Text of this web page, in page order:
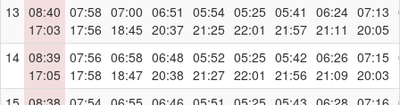
13 08:40
17:03
07:58
17:56
07:00
18:45
06:51
20:37
05:54
21:25
05:25
22:01
05:41
21:57
06:24
21:11
07:13
20:05
14 08:39
17:05
07:56
17:58
06:58
18:47
06:48
20:38
05:52
21:27
05:25
22:01
05:42
21:56
06:26
21:09
07:15
20:03